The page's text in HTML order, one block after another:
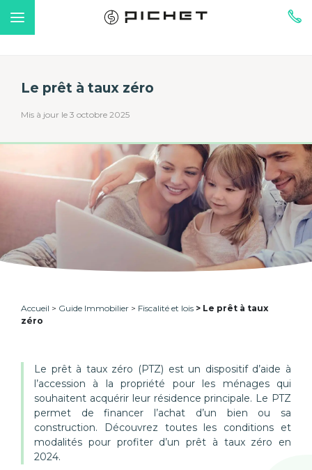
Le prêt à taux zéro
Mis à jour le 3 octobre 2025
Accueil Guide Immobilier Fiscalité et lois
Le prêt à taux
zéro
Le prêt à taux zéro (PTZ) est un dispositif d’aide à
l’accession à la propriété pour les ménages qui
souhaitent acquérir leur résidence principale. Le PTZ
permet de financer l’achat d’un bien ou sa
construction. Découvrez toutes les conditions et
modalités pour profiter d’un prêt à taux zéro en
2024.